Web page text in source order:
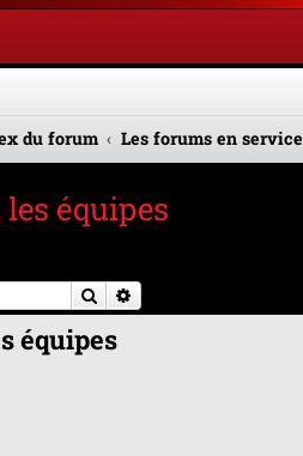
du forum Les forums en service
les équipes
Rechercher
équipes